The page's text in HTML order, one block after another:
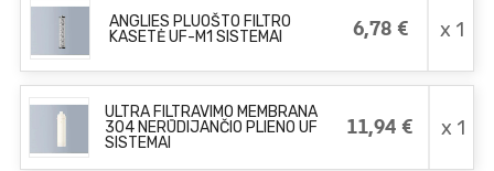
ANGLIES PLUOŠTO FILTRO
KASETĖ UF-M1 SISTEMAI
6,78 € x 1
ULTRA FILTRAVIMO MEMBRANA
304 NERŪDIJANČIO PLIENO UF
SISTEMAI
11,94 € x 1